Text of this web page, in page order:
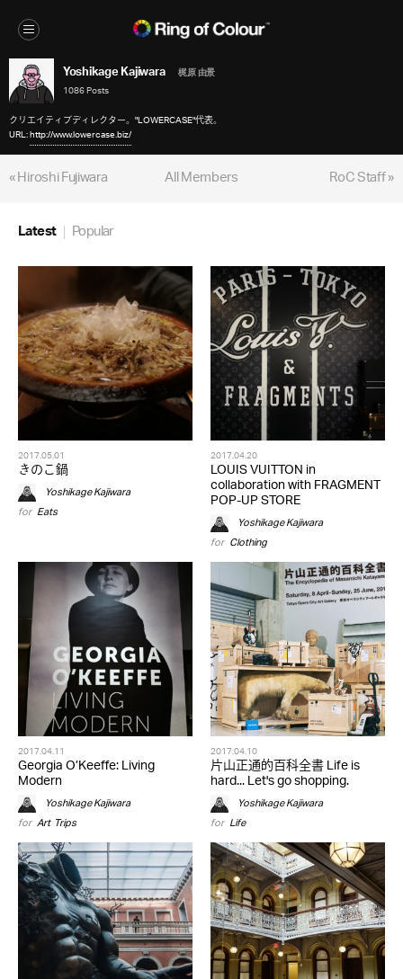
Yoshikage Kajiwara
梶原 由景
1086 Posts
クリエイティブディレクター。"LOWERCASE"代表。
URL:http://www.lowercase.biz/
« Hiroshi Fujiwara RoC Staff »
All Members
Latest Popular
2017.05.01
きのこ鍋
Yoshikage Kajiwara
for Eats
2017.04.20
LOUIS VUITTON in
collaboration with FRAGMENT
POP-UP STORE
Yoshikage Kajiwara
for Clothing
2017.04.11
Georgia O’Keeffe: Living
Modern
Yoshikage Kajiwara
for Art, Trips
2017.04.10
片山正通的百科全書 Life is
hard... Let's go shopping.
Yoshikage Kajiwara
for Life